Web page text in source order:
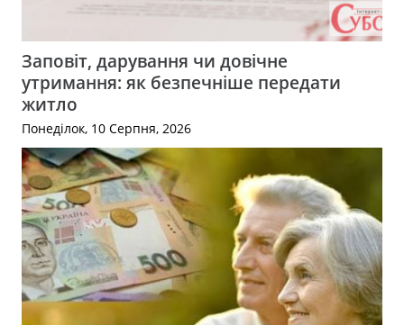
Заповіт, дарування чи довічне
утримання: як безпечніше передати
житло
Понеділок, 10 Серпня, 2026